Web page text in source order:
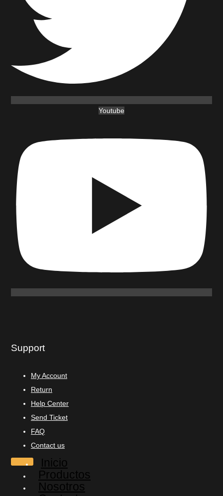
Youtube
Support
My Account
Return
Help Center
Send Ticket
FAQ
Contact us
Inicio
Productos
Nosotros